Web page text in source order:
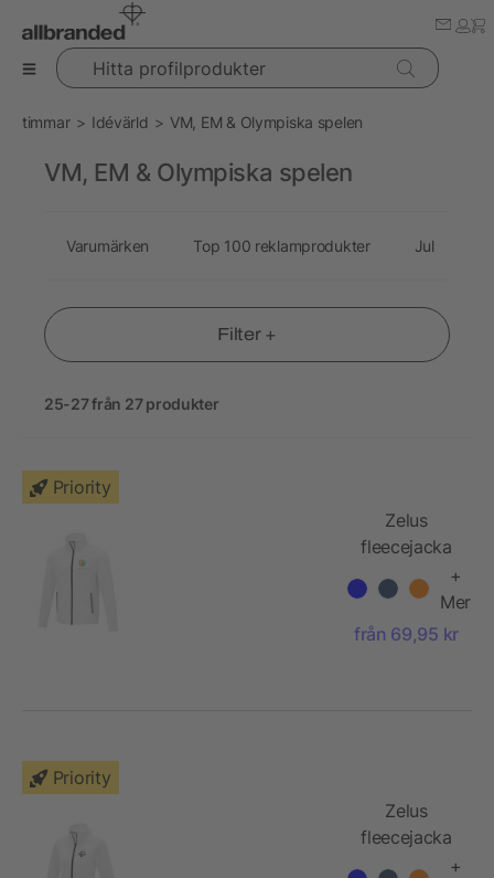
Hitta profilprodukter
timmar Idévärld VM, EM & Olympiska spelen
Filter +
25-27 från 27 produkter
Priority
Zelus
fleecejacka
+
Mer
från 69,95 kr
Priority
Zelus
fleecejacka
+
VM, EM & Olympiska spelen
Varumärken Top 100 reklamprodukter Jul